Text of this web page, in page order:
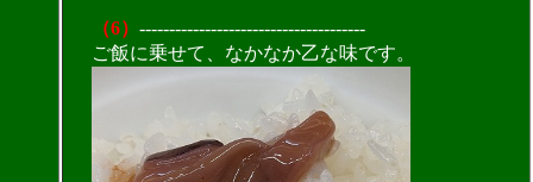
（6） --------------------------------------
ご飯に乗せて、なかなか乙な味です。